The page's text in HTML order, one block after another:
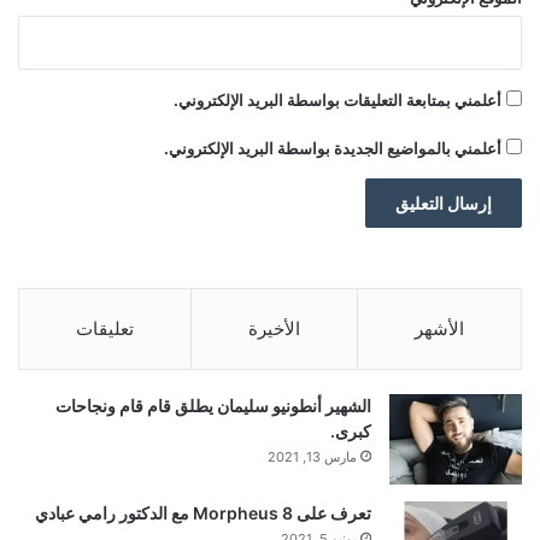
أي وجود مسلح خارج سيطرة الدولة السورية داخل
المدينة، في إطار مساع لإعادة فرض السيطرة
الكاملة على حلب.
“قوات سوريا الديمقراطية” (قسد) في حيي الشيخ
الديمقراطي الفرع السوري لحزب العمال
أعلمني بمتابعة التعليقات بواسطة البريد الإلكتروني.
أعلمني بالمواضيع الجديدة بواسطة البريد الإلكتروني.
الأشهر الأخيرة تعليقات
الشهير أنطونيو سليمان يطلق قام قام ونجاحات
كبرى.
مارس 13, 2021
تعرف على Morpheus 8 مع الدكتور رامي عبادي